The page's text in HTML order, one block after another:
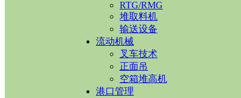
RTG/RMG
堆取料机
输送设备
流动机械
叉车技术
正面吊
空箱堆高机
港口管理